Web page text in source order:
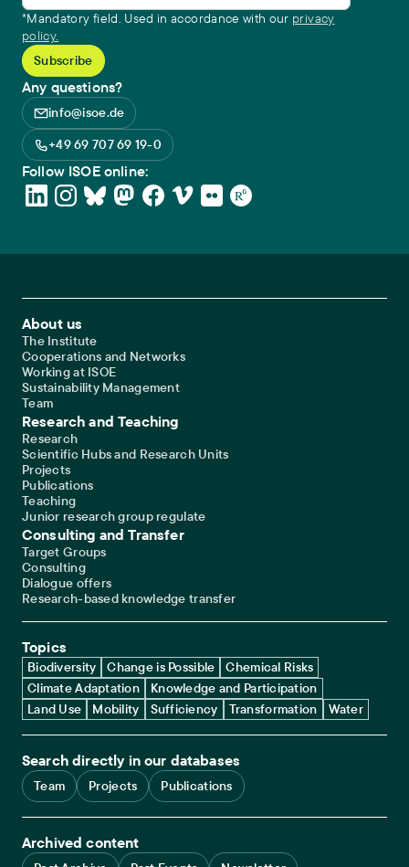
*Mandatory field. Used in accordance with our privacy
policy.
Any questions?
info@isoe.de
+49 69 707 69 19-0
Follow ISOE online:
Footer Main Navigation
About us
The Institute
Cooperations and Networks
Working at ISOE
Sustainability Management
Team
Research and Teaching
Research
Scientific Hubs and Research Units
Projects
Publications
Teaching
Junior research group regulate
Consulting and Transfer
Target Groups
Consulting
Dialogue offers
Research-based knowledge transfer
Topics
Biodiversity Change is Possible
Chemical Risks
Climate Adaptation
Knowledge and Participation
Land Use
Mobility Sufficiency Transformation Water
Search directly in our databases
Team Projects Publications
Archived content